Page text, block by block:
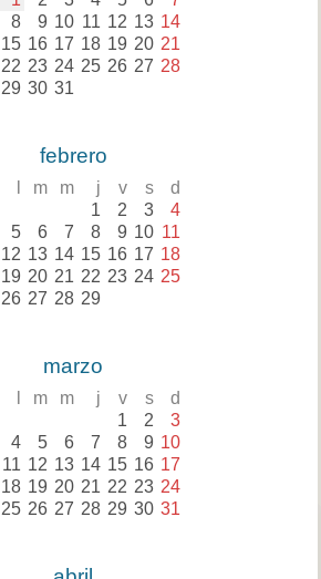
8 9 10 11 12 13 14
15 16 17 18 19 20 21
22 23 24 25 26 27 28
29 30 31
febrero
m m j v s d
1 2 3 4
5 6 7 8 9 10 11
12 13 14 15 16 17 18
19 20 21 22 23 24 25
26 27 28 29
marzo
m m j v s d
1 2 3
4 5 6 7 8 9 10
11 12 13 14 15 16 17
18 19 20 21 22 23 24
25 26 27 28 29 30 31